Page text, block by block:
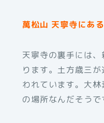
萬松山 天寧寺にあ
天寧寺の裏手には
ります。土方歳三
われています。大
の場所なんだそうで